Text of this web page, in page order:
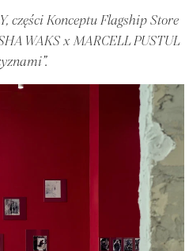
części Konceptu Flagship Store
WAKS x MARCELL PUSTUL